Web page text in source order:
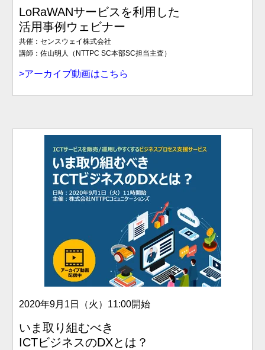
LoRaWANサービスを利用した
活用事例ウェビナー
共催：センスウェイ株式会社
講師：佐山明人（NTTPC SC本部SC担当主査）
>アーカイブ動画はこちら
2020年9月1日（火） 11:00開始
いま取り組むべき
ICTビジネスのDXとは？